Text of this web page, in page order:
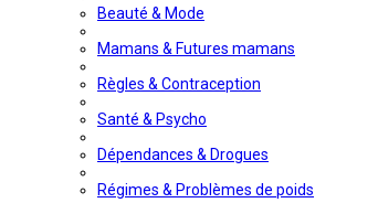
Beauté & Mode
Mamans & Futures mamans
Règles & Contraception
Santé & Psycho
Dépendances & Drogues
Régimes & Problèmes de poids